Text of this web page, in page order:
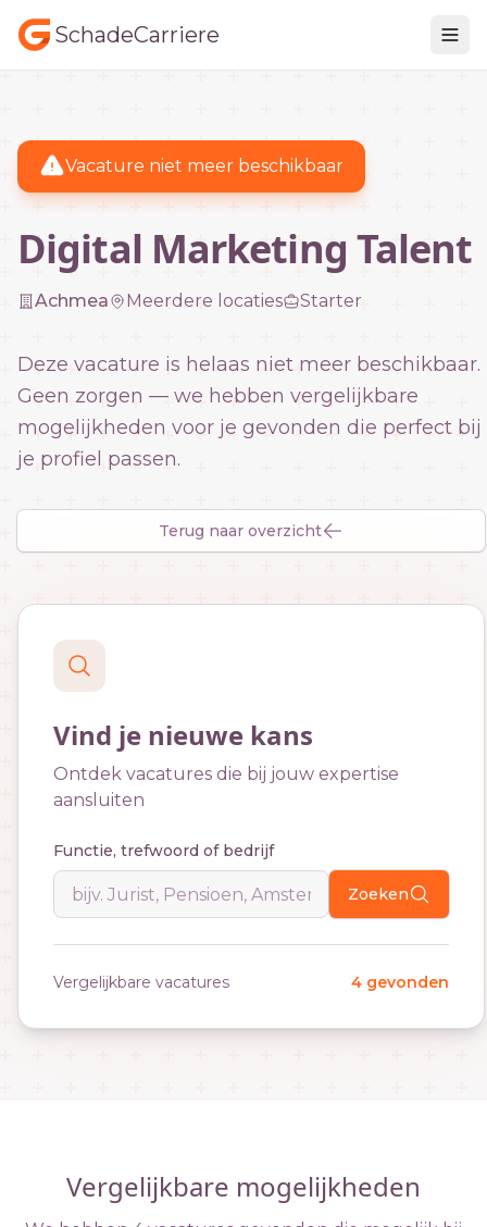
SchadeCarriere
Vacature niet meer beschikbaar
Digital Marketing Talent
Achmea Meerdere locaties Starter
Deze vacature is helaas niet meer beschikbaar.
Geen zorgen — we hebben vergelijkbare
mogelijkheden voor je gevonden die perfect bij
je profiel passen.
Terug naar overzicht
Vind je nieuwe kans
Ontdek vacatures die bij jouw expertise
aansluiten
Functie, trefwoord of bedrijf
Zoeken
Vergelijkbare vacatures 4 gevonden
Vergelijkbare mogelijkheden